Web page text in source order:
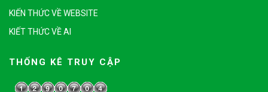
KIẾN THỨC VỀ WEBSITE
KIẾT THỨC VỀ AI
THỐNG KÊ TRUY CẬP